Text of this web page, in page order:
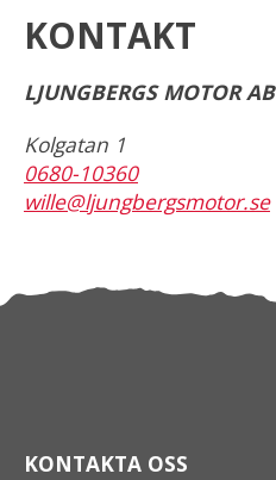
KONTAKT
LJUNGBERGS MOTOR AB
Kolgatan 1
0680-10360
wille@ljungbergsmotor.se
KONTAKTA OSS